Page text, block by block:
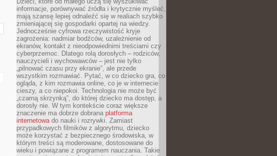
informacje, porównywać źródła i krytycznie myśleć,
mają szansę lepiej odnaleźć się w realiach szybko
zmieniającej się gospodarki opartej na wiedzy.
Jednocześnie cyfrowa rzeczywistość kryje
zagrożenia: nadmiar bodźców, uzależnienie od
ekranów, kontakt z nieodpowiednimi treściami czy
cyberprzemoc. Dlatego rolą dorosłych – rodziców,
nauczycieli i wychowawców – jest nie tylko
„pilnować czasu przy ekranie”, ale przede
wszystkim rozmawiać. Pytać, w co dziecko gra, co
ogląda, z kim rozmawia online, co je w internecie
cieszy, a co niepokoi. Technologia nie może być
„czarną skrzynką”, do której dziecko ma dostęp, a
dorosły nie. W tym kontekście coraz większe
znaczenie ma dobrze dobrana platforma
internetowado nauki i rozrywki. Zamiast
przypadkowych filmików z algorytmu, dziecko
może korzystać z bezpiecznego środowiska, w
którym treści są moderowane, dostosowane do
wieku i powiązane z programem nauczania. Takie